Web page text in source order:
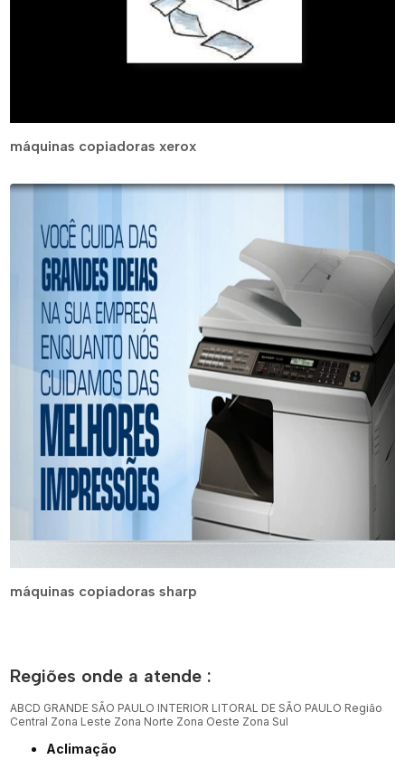
máquinas copiadoras xerox
máquinas copiadoras sharp
Regiões onde a atende :
ABCD GRANDE SÃO PAULO INTERIOR LITORAL DE SÃO PAULO Região
Central Zona Leste Zona Norte Zona Oeste Zona Sul
Aclimação